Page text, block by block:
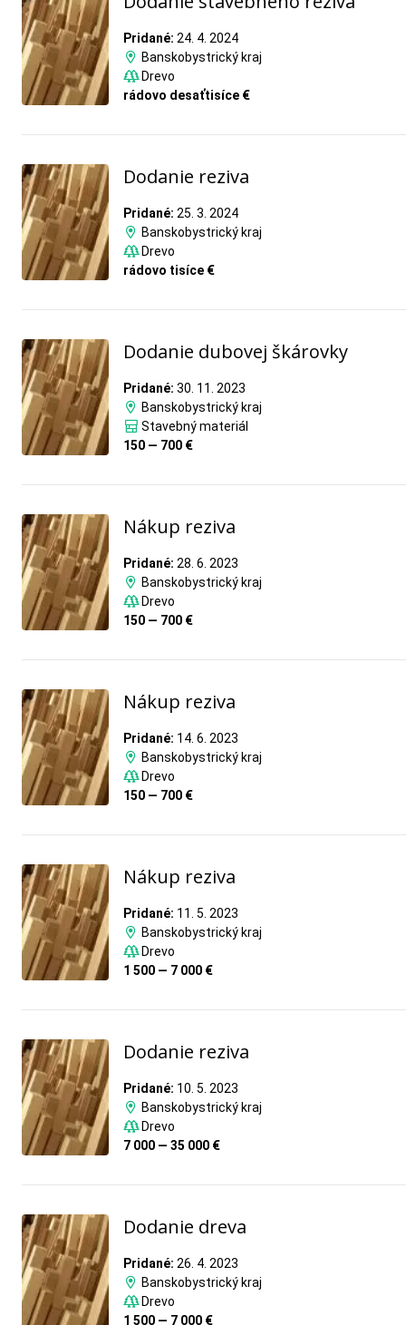
Pridané: 24. 4. 2024
Banskobystrický kraj
Drevo
rádovo desaťtisíce €
Dodanie reziva
Pridané: 25. 3. 2024
Banskobystrický kraj
Drevo
rádovo tisíce €
Dodanie dubovej škárovky
Pridané: 30. 11. 2023
Banskobystrický kraj
Stavebný materiál
150 — 700 €
Nákup reziva
Pridané: 28. 6. 2023
Banskobystrický kraj
Drevo
150 — 700 €
Nákup reziva
Pridané: 14. 6. 2023
Banskobystrický kraj
Drevo
150 — 700 €
Nákup reziva
Pridané: 11. 5. 2023
Banskobystrický kraj
Drevo
1 500 — 7 000 €
Dodanie reziva
Pridané: 10. 5. 2023
Banskobystrický kraj
Drevo
7 000 — 35 000 €
Dodanie dreva
Pridané: 26. 4. 2023
Banskobystrický kraj
Drevo
1 500 — 7 000 €